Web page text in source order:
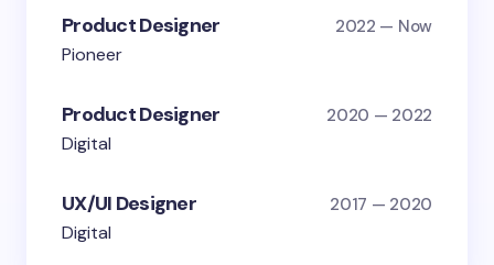
Product Designer 2022 — Now
Pioneer
Product Designer 2020 — 2022
Digital
UX/UI Designer 2017 — 2020
Digital